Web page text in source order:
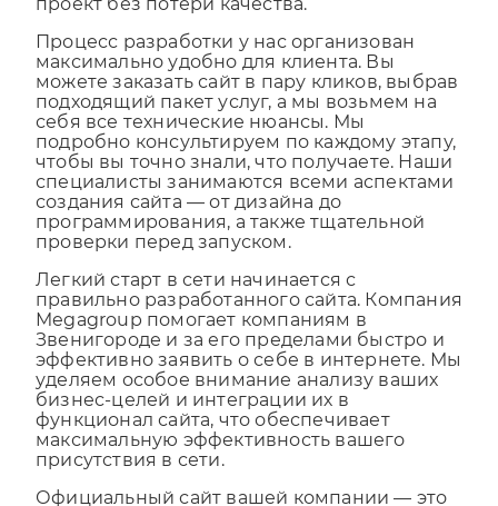
Процесс разработки у нас организован
максимально удобно для клиента. Вы
можете заказать сайт в пару кликов, выбрав
подходящий пакет услуг, а мы возьмем на
себя все технические нюансы. Мы
подробно консультируем по каждому этапу,
чтобы вы точно знали, что получаете. Наши
специалисты занимаются всеми аспектами
создания сайта — от дизайна до
программирования, а также тщательной
Легкий старт в сети начинается с
правильно разработанного сайта. Компания
Megagroup помогает компаниям в
Звенигороде и за его пределами быстро и
эффективно заявить о себе в интернете. Мы
уделяем особое внимание анализу ваших
бизнес-целей и интеграции их в
функционал сайта, что обеспечивает
максимальную эффективность вашего